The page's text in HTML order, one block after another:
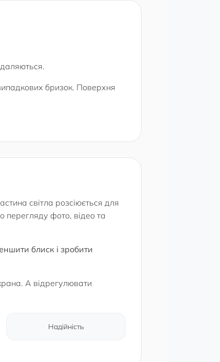
бризок. Поверхня
світла розсіюється для
перегляду фото, відео та
блиск і зробити
А відрегулювати
Надійність